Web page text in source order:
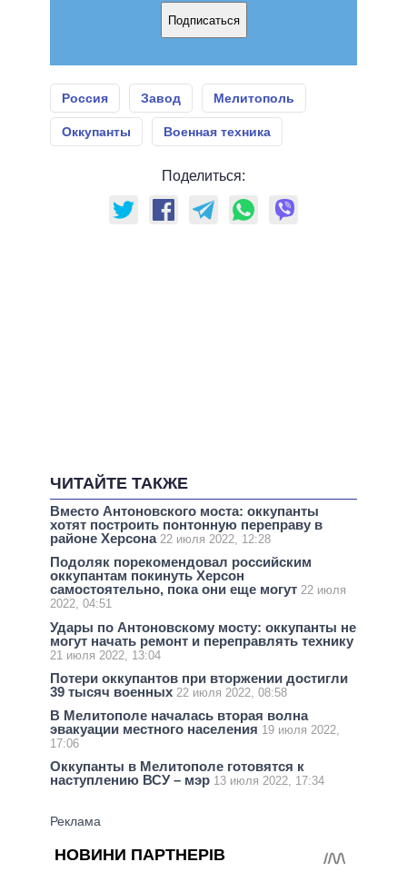
Подписаться
Россия Завод Мелитополь
Оккупанты Военная техника
Поделиться:
ЧИТАЙТЕ ТАКЖЕ
Вместо Антоновского моста: оккупанты
хотят построить понтонную переправу в
районе Херсона 22 июля 2022, 12:28
Подоляк порекомендовал российским
оккупантам покинуть Херсон
самостоятельно, пока они еще могут 22 июля
2022, 04:51
Удары по Антоновскому мосту: оккупанты не
могут начать ремонт и переправлять технику
21 июля 2022, 13:04
Потери оккупантов при вторжении достигли
39 тысяч военных 22 июля 2022, 08:58
В Мелитополе началась вторая волна
эвакуации местного населения 19 июля 2022,
17:06
Оккупанты в Мелитополе готовятся к
наступлению ВСУ – мэр 13 июля 2022, 17:34